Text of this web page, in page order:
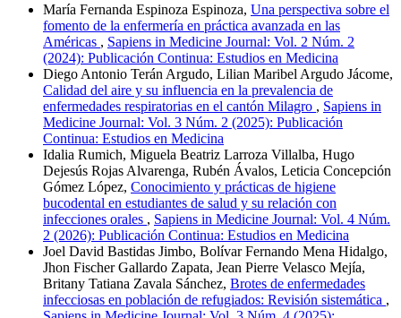
María Fernanda Espinoza Espinoza, Una perspectiva sobre el
fomento de la enfermería en práctica avanzada en las
Américas , Sapiens in Medicine Journal: Vol. 2 Núm. 2
(2024): Publicación Continua: Estudios en Medicina
Diego Antonio Terán Argudo, Lilian Maribel Argudo Jácome,
Calidad del aire y su influencia en la prevalencia de
enfermedades respiratorias en el cantón Milagro , Sapiens in
Medicine Journal: Vol. 3 Núm. 2 (2025): Publicación
Continua: Estudios en Medicina
Idalia Rumich, Miguela Beatriz Larroza Villalba, Hugo
Dejesús Rojas Alvarenga, Rubén Ávalos, Leticia Concepción
Gómez López, Conocimiento y prácticas de higiene
bucodental en estudiantes de salud y su relación con
infecciones orales , Sapiens in Medicine Journal: Vol. 4 Núm.
2 (2026): Publicación Continua: Estudios en Medicina
Joel David Bastidas Jimbo, Bolívar Fernando Mena Hidalgo,
Jhon Fischer Gallardo Zapata, Jean Pierre Velasco Mejía,
Britany Tatiana Zavala Sánchez, Brotes de enfermedades
infecciosas en población de refugiados: Revisión sistemática ,